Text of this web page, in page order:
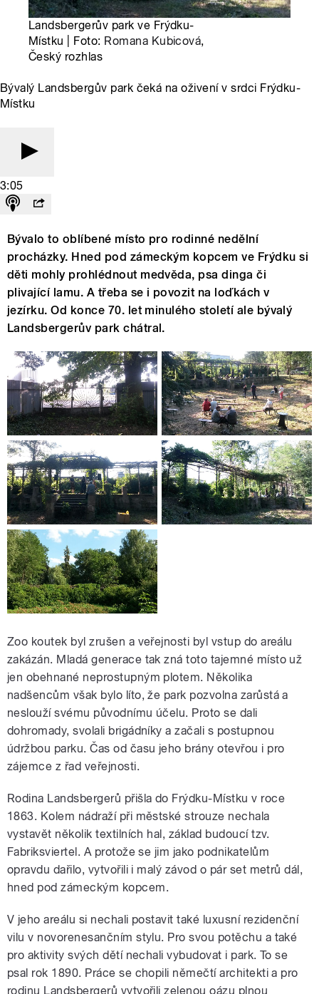
Landsbergerův park ve Frýdku-
Místku | Foto: Romana Kubicová,
Český rozhlas
Bývalý Landsbergův park čeká na oživení v srdci Frýdku-
Místku
3:05
Bývalo to oblíbené místo pro rodinné nedělní
procházky. Hned pod zámeckým kopcem ve Frýdku si
děti mohly prohlédnout medvěda, psa dinga či
plivající lamu. A třeba se i povozit na loďkách v
jezírku. Od konce 70. let minulého století ale bývalý
Landsbergerův park chátral.
Zoo koutek byl zrušen a veřejnosti byl vstup do areálu
zakázán. Mladá generace tak zná toto tajemné místo už
jen obehnané neprostupným plotem. Několika
nadšencům však bylo líto, že park pozvolna zarůstá a
neslouží svému původnímu účelu. Proto se dali
dohromady, svolali brigádníky a začali s postupnou
údržbou parku. Čas od času jeho brány otevřou i pro
zájemce z řad veřejnosti.
Rodina Landsbergerů přišla do Frýdku-Místku v roce
1863. Kolem nádraží při městské strouze nechala
vystavět několik textilních hal, základ budoucí tzv.
Fabriksviertel. A protože se jim jako podnikatelům
opravdu dařilo, vytvořili i malý závod o pár set metrů dál,
hned pod zámeckým kopcem.
V jeho areálu si nechali postavit také luxusní rezidenční
vilu v novorenesančním stylu. Pro svou potěchu a také
pro aktivity svých dětí nechali vybudovat i park. To se
psal rok 1890. Práce se chopili němečtí architekti a pro
rodinu Landsbergerů vytvořili zelenou oázu plnou